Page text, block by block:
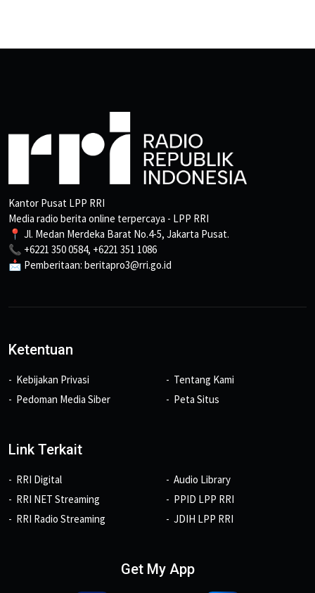
Kantor Pusat LPP RRI
Media radio berita online terpercaya - LPP RRI
📍 Jl. Medan Merdeka Barat No.4-5, Jakarta Pusat.
📞 +6221 350 0584, +6221 351 1086
📩 Pemberitaan: beritapro3@rri.go.id
Ketentuan
Kebijakan Privasi
Pedoman Media Siber
Tentang Kami
Peta Situs
Link Terkait
RRI Digital
RRI NET Streaming
RRI Radio Streaming
Audio Library
PPID LPP RRI
JDIH LPP RRI
Get My App